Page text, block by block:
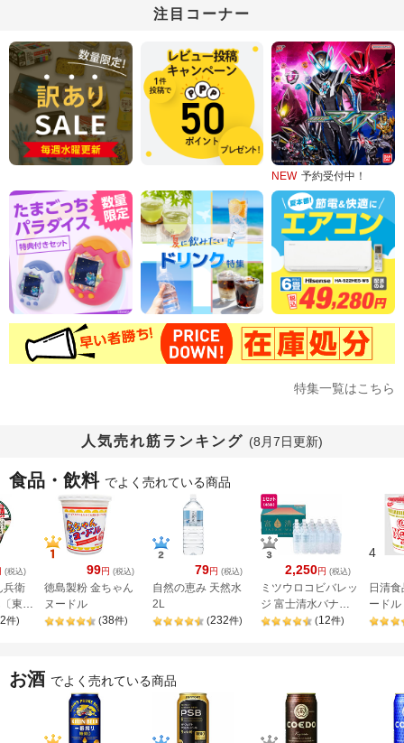
注目コーナー
NEW 予約受付中！
特集一覧はこちら
人気売れ筋ランキング (8月7日更新)
食品・飲料 でよく売れている商品
99円 (税込)
徳島製粉 金ちゃん
ヌードル
(38件)
79円 (税込)
自然の恵み 天然水
2L
(232件)
2,250円 (税込)
ミツウロコビバレッ
ジ 富士清水バナジ
ウム&シリカ ラベル
(12件)
4
日清
ード
(税込)
兵衛
東〕
件)
お酒 でよく売れている商品